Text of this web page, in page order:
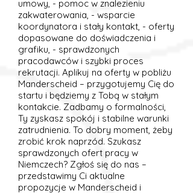
umowy, - pomoc w znalezieniu
zakwaterowania, - wsparcie
koordynatora i stały kontakt, - oferty
dopasowane do doświadczenia i
grafiku, - sprawdzonych
pracodawców i szybki proces
rekrutacji. Aplikuj na oferty w pobliżu
Manderscheid – przygotujemy Cię do
startu i będziemy z Tobą w stałym
kontakcie. Zadbamy o formalności,
Ty zyskasz spokój i stabilne warunki
zatrudnienia. To dobry moment, żeby
zrobić krok naprzód. Szukasz
sprawdzonych ofert pracy w
Niemczech? Zgłoś się do nas –
przedstawimy Ci aktualne
propozycje w Manderscheid i